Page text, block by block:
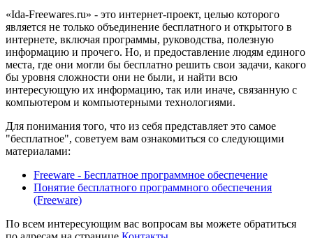
«Ida-Freewares.ru» - это интернет-проект, целью которого
является не только объединение бесплатного и открытого в
интернете, включая программы, руководства, полезную
информацию и прочего. Но, и предоставление людям единого
места, где они могли бы бесплатно решить свои задачи, какого
бы уровня сложности они не были, и найти всю
интересующую их информацию, так или иначе, связанную с
компьютером и компьютерными технологиями.
Для понимания того, что из себя представляет это самое
"бесплатное", советуем вам ознакомиться со следующими
материалами:
Freeware - Бесплатное программное обеспечение
Понятие бесплатного программного обеспечения
(Freeware)
По всем интересующим вас вопросам вы можете обратиться